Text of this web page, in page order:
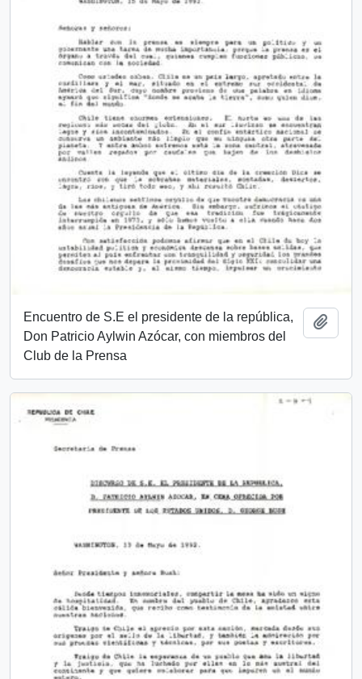
Encuentro de S.E el presidente de la república,
Don Patricio Aylwin Azócar, con miembros del
Club de la Prensa